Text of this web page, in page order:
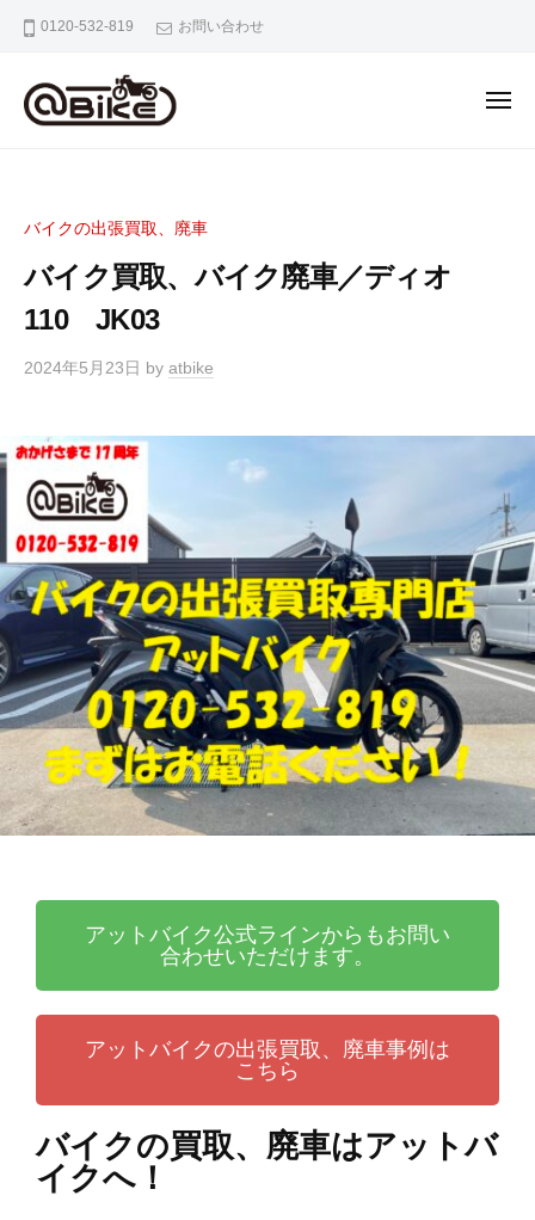
0120-532-819 お問い合わせ
出
張
取
門
店
ア
ッ
ト
バ
イ
ク
都
大
市
イ
ク
出
張
買
取
り
・
引
取
り
・
廃
車
バイクの出張買取、廃車
バイク買取、バイク廃車／ディオ
110 JK03
2024年5月23日 by atbike
アットバイク公式ラインからもお問い
合わせいただけます。
アットバイクの出張買取、廃車事例は
こちら
バイクの買取、廃車はアットバ
イクへ！
イ
の
出
専
店
ア
ト
ク